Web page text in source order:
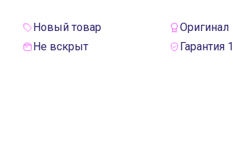
Новый товар
Оригинал
Не вскрыт
Гарантия